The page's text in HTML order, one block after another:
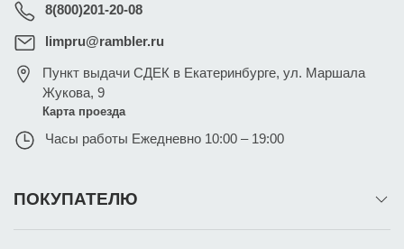
8(800)201-20-08
limpru@rambler.ru
Пункт выдачи СДЕК в Екатеринбурге,ул. Маршала
Жукова, 9
Карта проезда
Часы работы Ежедневно 10:00 – 19:00
ПОКУПАТЕЛЮ